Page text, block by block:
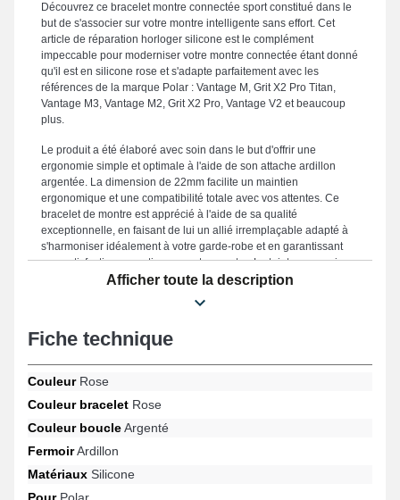
Découvrez ce bracelet montre connectée sport constitué dans le
but de s'associer sur votre montre intelligente sans effort. Cet
article de réparation horloger silicone est le complément
impeccable pour moderniser votre montre connectée étant donné
qu'il est en silicone rose et s'adapte parfaitement avec les
références de la marque Polar : Vantage M, Grit X2 Pro Titan,
Vantage M3, Vantage M2, Grit X2 Pro, Vantage V2 et beaucoup
plus.
Le produit a été élaboré avec soin dans le but d'offrir une
ergonomie simple et optimale à l'aide de son attache ardillon
argentée. La dimension de 22mm facilite un maintien
ergonomique et une compatibilité totale avec vos attentes. Ce
bracelet de montre est apprécié à l'aide de sa qualité
exceptionnelle, en faisant de lui un allié irremplaçable adapté à
s'harmoniser idéalement à votre garde-robe et en garantissant
une satisfaction garantie pour votre montre. La teinte rose unique
de ce type d'accessoire horloger apporte un aspect élancé pour
Grit X2 Pro Titan, Vantage V3, Grit X Pro et beaucoup plus encore
s'adapte naturellement à des références populaires de la
Afficher toute la description
Fiche technique
CouleurRose
Couleur bracelet Rose
Couleur boucleArgenté
FermoirArdillon
Matériaux Silicone
PourPolar